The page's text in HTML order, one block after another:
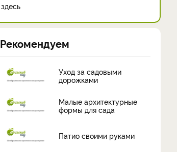
здесь
Рекомендуем
Уход за садовыми
дорожками
Малые архитектурные
формы для сада
Патио своими руками